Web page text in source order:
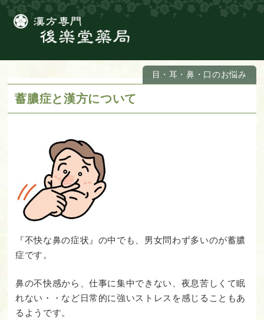
目・耳・鼻・口のお悩み
蓄膿症と漢方について
『不快な鼻の症状』の中でも、男女問わず多いのが蓄膿
症です。
鼻の不快感から、仕事に集中できない、夜息苦しくて眠
れない・・など日常的に強いストレスを感じることもあ
るようです。